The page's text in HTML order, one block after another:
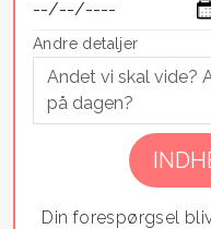
Andre detaljer
Din forespørgsel